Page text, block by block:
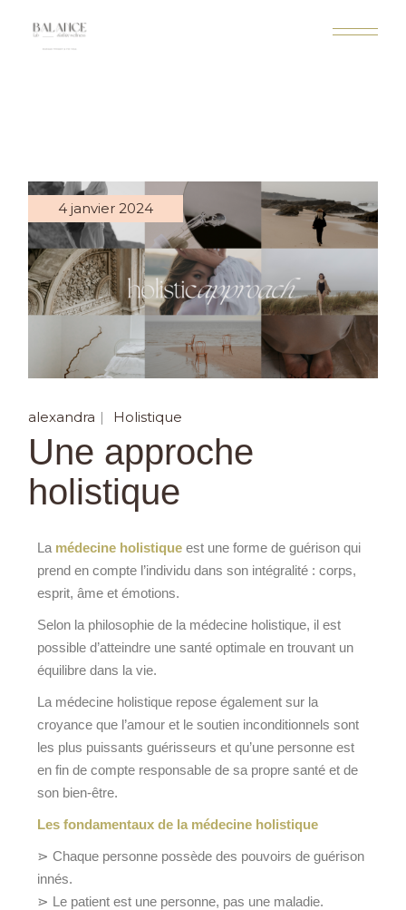
4 janvier 2024
alexandra Holistique
Une approche
holistique
La médecine holistique est une forme de guérison qui
prend en compte l’individu dans son intégralité : corps,
esprit, âme et émotions.
Selon la philosophie de la médecine holistique, il est
possible d’atteindre une santé optimale en trouvant un
équilibre dans la vie.
La médecine holistique repose également sur la
croyance que l’amour et le soutien inconditionnels sont
les plus puissants guérisseurs et qu’une personne est
en fin de compte responsable de sa propre santé et de
son bien-être.
Les fondamentaux de la médecine holistique
⋗ Chaque personne possède des pouvoirs de guérison
innés.
⋗ Le patient est une personne, pas une maladie.